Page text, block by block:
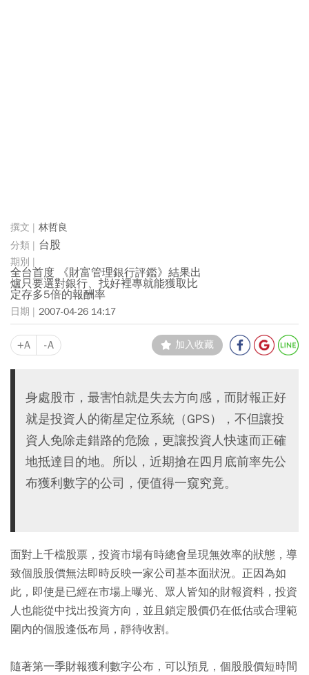
林哲良
台股
全台首度 《財富管理銀行評鑑》結果出
爐只要選對銀行、找好裡專就能獲取比
定存多5倍的報酬率
2007-04-26 14:17
+A -A 加入收藏
身處股市，最害怕就是失去方向感，而財報正好
就是投資人的衛星定位系統（GPS），不但讓投
資人免除走錯路的危險，更讓投資人快速而正確
地抵達目的地。所以，近期搶在四月底前率先公
布獲利數字的公司，便值得一窺究竟。
面對上千檔股票，投資市場有時總會呈現無效率的狀態，導
致個股股價無法即時反映一家公司基本面狀況。正因為如
此，即使是已經在市場上曝光、眾人皆知的財報資料，投資
人也能從中找出投資方向，並且鎖定股價仍在低估或合理範
圍內的個股逢低布局，靜待收割。
隨著第一季財報獲利數字公布，可以預見，個股股價短時間